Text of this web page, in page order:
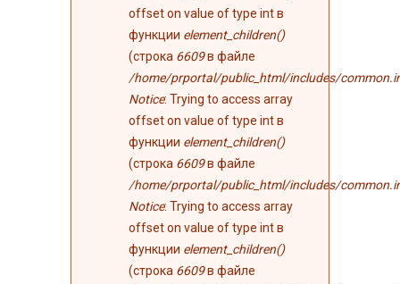
offset on value of type int в
функции element_children()
(строка 6609в файле
/home/prportal/public_html/includes/
Notice: Trying to access array
offset on value of type int в
функции element_children()
(строка 6609в файле
/home/prportal/public_html/includes/
Notice: Trying to access array
offset on value of type int в
функции element_children()
(строка 6609в файле